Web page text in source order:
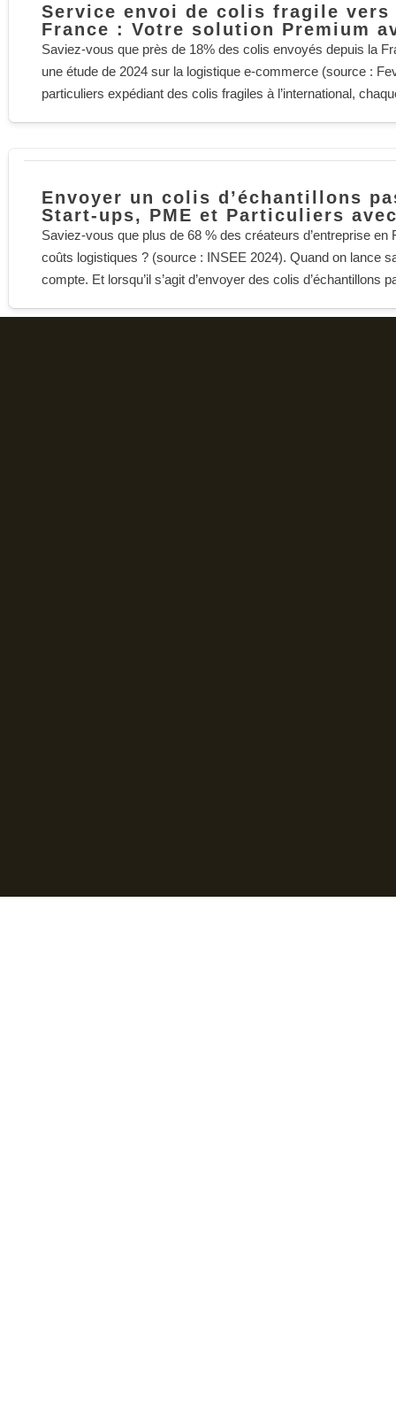
Service envoi de colis fragile
France : Votre solution Premium
Saviez-vous que près de 18% des colis envoyés depuis la
une étude de 2024 sur la logistique e-commerce (source :
particuliers expédiant des colis fragiles à l’international,
Envoyer un colis d’échantillons
Start-ups, PME et Particuliers
Saviez-vous que plus de 68 % des créateurs d’entreprise
coûts logistiques ? (source : INSEE 2024). Quand on lance
compte. Et lorsqu’il s’agit d’envoyer des colis d’échantillons